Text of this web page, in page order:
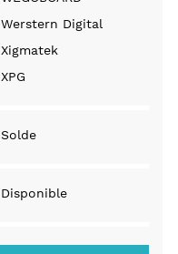
Werstern Digital
Xigmatek
XPG
Solde
Disponible